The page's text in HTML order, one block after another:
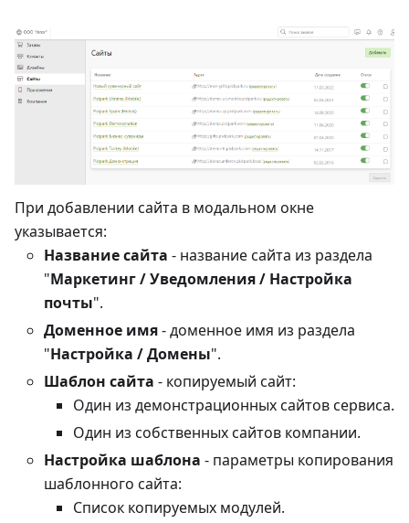
При добавлении сайта в модальном окне
указывается:
Название сайта - название сайта из раздела
"Маркетинг / Уведомления / Настройка
почты".
Доменное имя- доменное имя из раздела
"Настройка / Домены".
Шаблон сайта - копируемый сайт:
Один из демонстрационных сайтов сервиса.
Один из собственных сайтов компании.
Настройка шаблона - параметры копирования
шаблонного сайта:
Список копируемых модулей.